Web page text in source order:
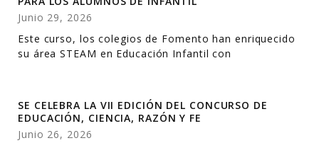
Junio 29, 2026
Este curso, los colegios de Fomento han enriquecido
su área STEAM en Educación Infantil con
SE CELEBRA LA VII EDICIÓN DEL CONCURSO DE
EDUCACIÓN, CIENCIA, RAZÓN Y FE
Junio 26, 2026